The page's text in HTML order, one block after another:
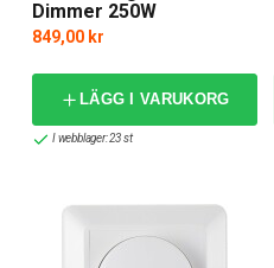
Dimmer 250W
849,00 kr
LÄGG I VARUKORG
I webblager: 23 st